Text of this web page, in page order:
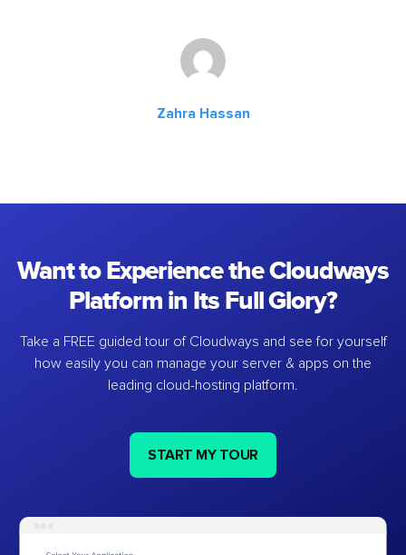
Zahra Hassan
Want to Experience the Cloudways
Platform in Its Full Glory?
Take a FREE guided tour of Cloudways and see for yourself
how easily you can manage your server & apps on the
leading cloud-hosting platform.
START MY TOUR